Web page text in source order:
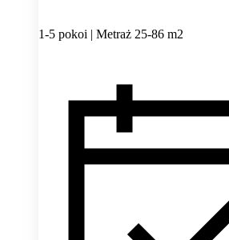
1-5 pokoi | Metraż 25-86 m2